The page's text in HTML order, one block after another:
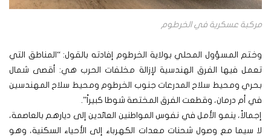
مركبة عسكرية في الخرطوم
وختم المسؤول المحلي بولاية الخرطوم إفادته بالقول: “المناطق التي
تعمل فيها الفرق الهندسية لإزالة مخلفات الحرب هي: أقصى شمال
بحري ومحيط سلاح المدرعات جنوب الخرطوم ومحيط سلاح المهندسين
في أم درمان، وقطعت الفرق المختصة شوطا كبيراً”.
إجمالاً، ينمو الأمل في نفوس المواطنين العائدين إلى ديارهم بالعاصمة،
لا سيما مع وصول شحنات معدات الكهرباء إلى الأحياء السكنية، وهو